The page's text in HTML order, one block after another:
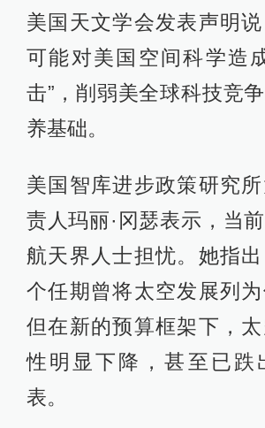
美国天文学会发表声明
可能对美国空间科学造
击”，削弱美全球科技竞
养基础。
美国智库进步政策研究
责人玛丽·冈瑟表示，当
航天界人士担忧。她指
个任期曾将太空发展列为
但在新的预算框架下，
性明显下降，甚至已跌
表。